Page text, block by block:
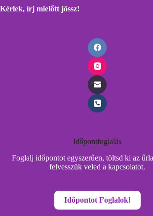
Kérlek, írj mielőtt jössz!
Időpontfoglalás
Foglalj időpontot egyszerűen, töltsd ki az
felvesszük veled a kapcsolatot.
Időpontot Foglalok!